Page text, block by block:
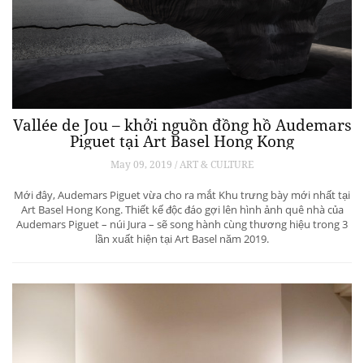
Vallée de Jou – khởi nguồn đồng hồ Audemars
Piguet tại Art Basel Hong Kong
May 09, 2019 / ART & CULTURE
Mới đây, Audemars Piguet vừa cho ra mắt Khu trưng bày mới nhất tại
Art Basel Hong Kong. Thiết kế độc đáo gợi lên hình ảnh quê nhà của
Audemars Piguet – núi Jura – sẽ song hành cùng thương hiệu trong 3
lần xuất hiện tại Art Basel năm 2019.